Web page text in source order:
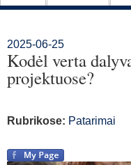
2025-06-25
Kodėl verta
projektuose?
Rubrikose: Patarimai